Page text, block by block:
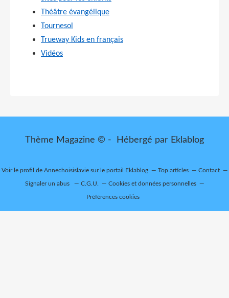
Théâtre évangélique
Tournesol
Trueway Kids en français
Vidéos
Thème Magazine © - Hébergé par Eklablog
Voir le profil de Annechoisislaviesur le portail Eklablog Top articles Contact
Signaler un abus C.G.U. Cookies et données personnelles
Préférences cookies